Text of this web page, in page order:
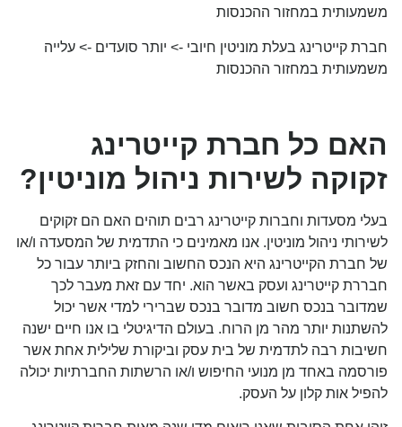
משמעותית במחזור ההכנסות
חברת קייטרינג בעלת מוניטין חיובי -> יותר סועדים -> עלייה
משמעותית במחזור ההכנסות
האם כל חברת קייטרינג
זקוקה לשירות ניהול מוניטין?
בעלי מסעדות וחברות קייטרינג רבים תוהים האם הם זקוקים
לשירותי ניהול מוניטין. אנו מאמינים כי התדמית של המסעדה ו/או
של חברת הקייטרינג היא הנכס החשוב והחזק ביותר עבור כל
חבררת קייטרינג ועסק באשר הוא. יחד עם זאת מעבר לכך
שמדובר בנכס חשוב מדובר בנכס שברירי למדי אשר יכול
להשתנות יותר מהר מן הרוח. בעולם הדיגיטלי בו אנו חיים ישנה
חשיבות רבה לתדמית של בית עסק וביקורת שלילית אחת אשר
פורסמה באחד מן מנועי החיפוש ו/או הרשתות החברתיות יכולה
להפיל אות קלון על העסק.